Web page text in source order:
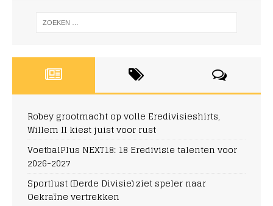
Robey grootmacht op volle Eredivisieshirts,
Willem II kiest juist voor rust
VoetbalPlus NEXT18: 18 Eredivisie talenten voor
2026-2027
Sportlust (Derde Divisie) ziet speler naar
Oekraïne vertrekken